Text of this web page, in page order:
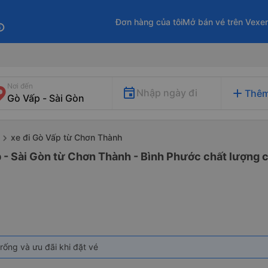
Đơn hàng của tôiMở bán vé trên
Nơi đến
Nhập ngày đi add
xe đi Gò Vấp từ Chơn Thành
- Sài Gòn từ Chơn Thành - Bình Phước chất lượng
và ưu đãi khi đặt vé